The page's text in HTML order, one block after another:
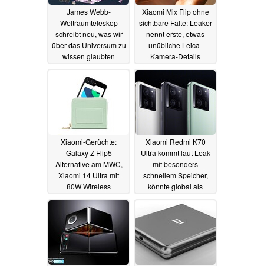
James Webb-
Weltraumteleskop
schreibt neu, was wir
über das Universum zu
wissen glaubten
Xiaomi Mix Flip ohne
sichtbare Falte: Leaker
nennt erste, etwas
unübliche Leica-
Kamera-Details
04.02.2024
Xiaomi-Gerüchte:
Galaxy Z Flip5
Alternative am MWC,
Xiaomi 14 Ultra mit
80W Wireless
Charging30.01.2024
Xiaomi Redmi K70
Ultra kommt laut Leak
mit besonders
schnellem Speicher,
könnte global als
23.01.2024